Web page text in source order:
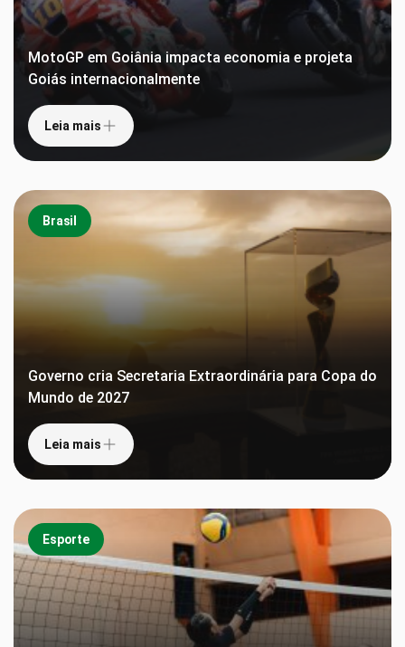
MotoGP em Goiânia impacta economia e projeta
Goiás internacionalmente
Leia mais
Brasil
Governo cria Secretaria Extraordinária para Copa do
Mundo de 2027
Leia mais
Esporte